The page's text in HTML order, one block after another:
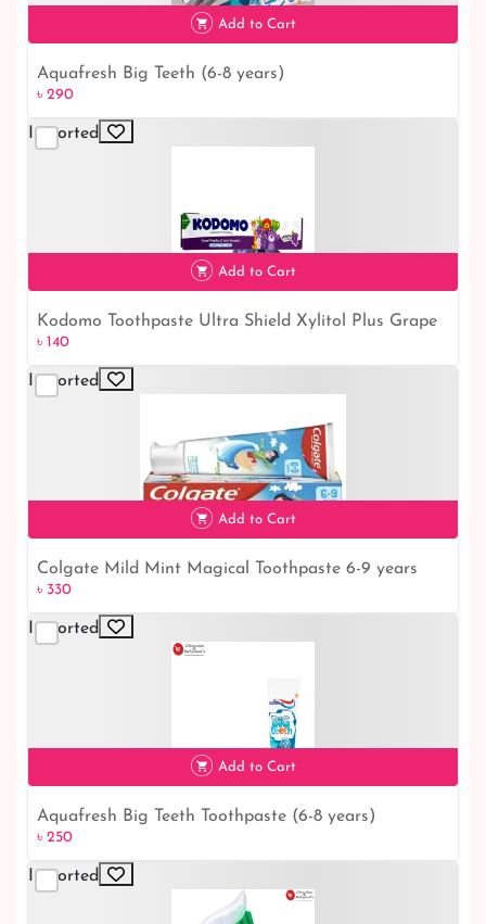
৳ 290
Add to Cart
Aquafresh Big Teeth (6-8 years)
৳ 290
Imported
৳ 140
Add to Cart
Kodomo Toothpaste Ultra Shield Xylitol Plus Grape
Flavor Cream 40G
৳ 140
Imported
৳ 330
Add to Cart
Colgate Mild Mint Magical Toothpaste 6-9 years
75ml
৳ 330
Imported
৳ 250
Add to Cart
Aquafresh Big Teeth Toothpaste (6-8 years)
৳ 250
Imported